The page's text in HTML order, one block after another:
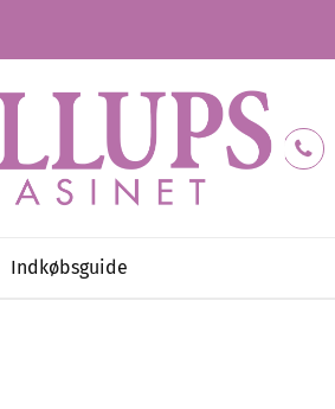
Indkøbsguide